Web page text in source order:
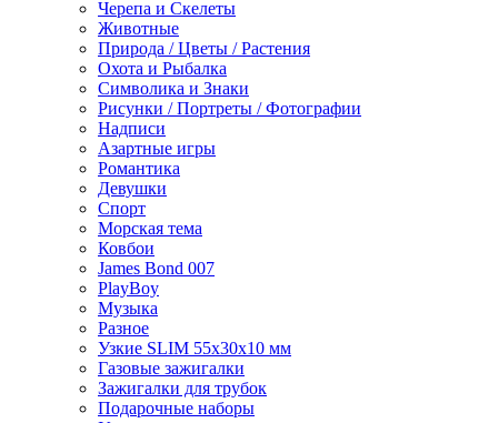
Черепа и Скелеты
Животные
Природа / Цветы / Растения
Охота и Рыбалка
Символика и Знаки
Рисунки / Портреты / Фотографии
Надписи
Азартные игры
Романтика
Девушки
Спорт
Морская тема
Ковбои
James Bond 007
PlayBoy
Музыка
Разное
Узкие SLIM 55x30x10 мм
Газовые зажигалки
Зажигалки для трубок
Подарочные наборы